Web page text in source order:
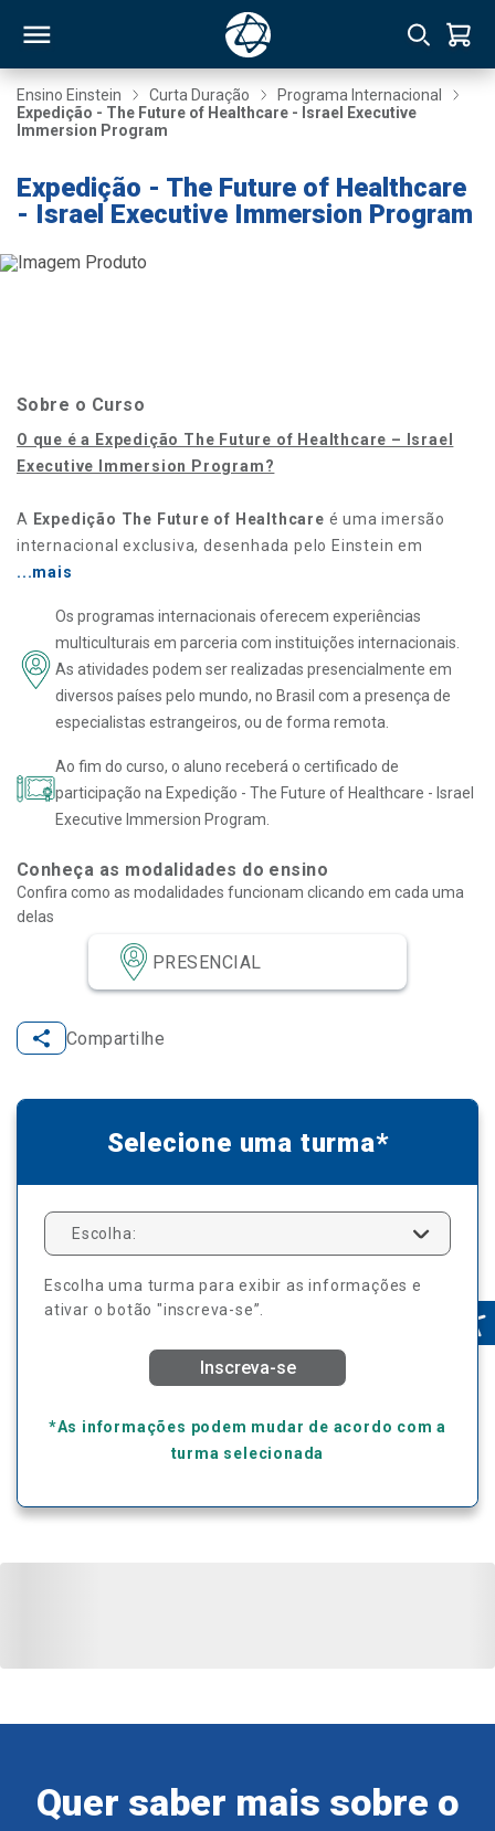
Ensino Einstein Curta Duração
Programa Internacional
Expedição - The Future of Healthcare - Israel Executive
Immersion Program
Expedição - The Future of Healthcare
- Israel Executive Immersion Program
Sobre o Curso
O que é a Expedição The Future of Healthcare – Israel
Executive Immersion Program?
A Expedição The Future of Healthcare é uma imersão
internacional exclusiva, desenhada pelo Einstein em
...mais
Os programas internacionais oferecem experiências
multiculturais em parceria com instituições internacionais.
As atividades podem ser realizadas presencialmente em
diversos países pelo mundo, no Brasil com a presença de
especialistas estrangeiros, ou de forma remota.
Ao fim do curso, o aluno receberá o certificado de
participação na Expedição - The Future of Healthcare - Israel
Executive Immersion Program.
Conheça as modalidades do ensino
PRESENCIAL
Confira como as modalidades funcionam clicando em cada uma
delas
Compartilhe
Selecione uma turma*
Escolha:
Escolha uma turma para exibir as informações e
ativar o botão "inscreva-se”.
Inscreva-se
*As informações podem mudar de acordo com a
turma selecionada
Quer saber mais sobre o